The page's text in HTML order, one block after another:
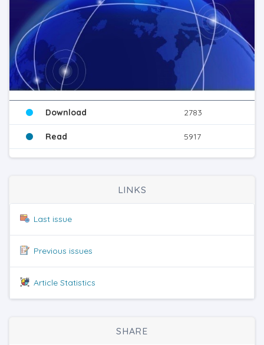
Download 2783
Read 5917
LINKS
Last issue
Previous issues
Article Statistics
SHARE